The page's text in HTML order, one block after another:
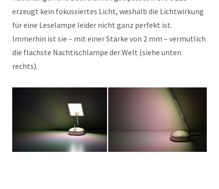
erzeugt kein fokussiertes Licht, weshalb die Lichtwirkung
für eine Leselampe leider nicht ganz perfekt ist.
Immerhin ist sie – mit einer Stärke von 2 mm – vermutlich
die flachste Nachtischlampe der Welt (siehe unten
rechts).